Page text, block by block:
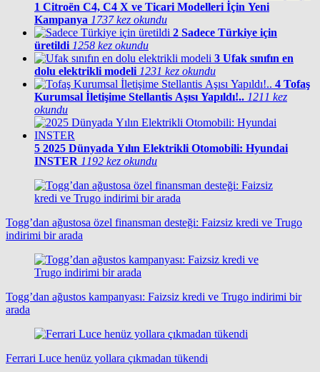
1 Citroën C4, C4 X ve Ticari Modelleri İçin Yeni
Kampanya 1737 kez okundu
2 Sadece Türkiye için
üretildi 1258 kez okundu
3 Ufak sınıfın en
dolu elektrikli modeli 1231 kez okundu
4 Tofaş
Kurumsal İletişime Stellantis Aşısı Yapıldı!.. 1211 kez
okundu
5 2025 Dünyada Yılın Elektrikli Otomobili: Hyundai
INSTER 1192 kez okundu
Togg’dan ağustosa özel finansman desteği: Faizsiz kredi ve Trugo
indirimi bir arada
Togg’dan ağustos kampanyası: Faizsiz kredi ve Trugo indirimi bir
arada
Ferrari Luce henüz yollara çıkmadan tükendi